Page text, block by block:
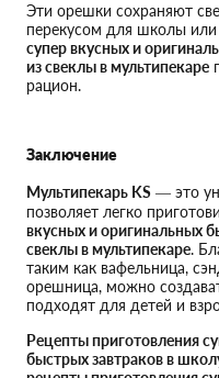
Эти орешки сохраняют
перекусом для школы
супер вкусных и
из свеклы в мультипекаре
рацион.
Заключение
Мультипекарь KS — это
позволяет легко
вкусных и оригинальных
свеклы в мультипекаре.
таким как вафельница,
орешница, можно
подходят для детей и
Рецепты приготовления
быстрых завтраков в